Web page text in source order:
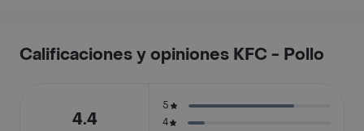
Calificaciones y opiniones KFC - Pollo
4.4
5
4